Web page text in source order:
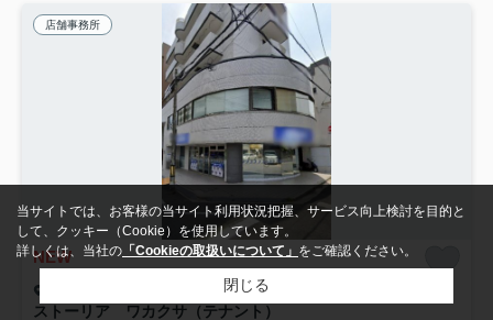
店舗事務所
NEW
ストーリア ワカクサ（テナント）
当サイトでは、お客様の当サイト利用状況把握、サービス向上検討を目的と
して、クッキー（Cookie）を使用しています。
詳しくは、当社の 「Cookieの取扱いについて」 をご確認ください。
閉じる